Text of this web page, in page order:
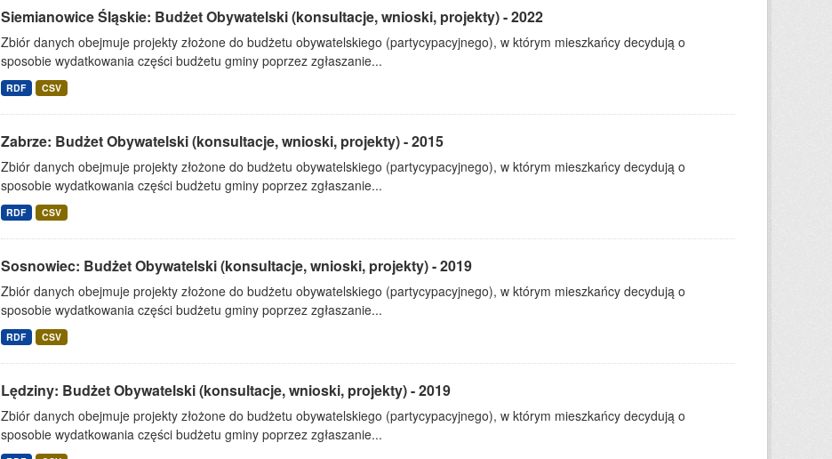
Siemianowice Śląskie: Budżet Obywatelski (konsultacje, wnioski, projekty) - 2022
Zbiór danych obejmuje projekty złożone do budżetu obywatelskiego (partycypacyjnego), w którym mieszkańcy decydują o
sposobie wydatkowania części budżetu gminy poprzez zgłaszanie...
RDF CSV
Zabrze: Budżet Obywatelski (konsultacje, wnioski, projekty) - 2015
Zbiór danych obejmuje projekty złożone do budżetu obywatelskiego (partycypacyjnego), w którym mieszkańcy decydują o
sposobie wydatkowania części budżetu gminy poprzez zgłaszanie...
RDF CSV
Sosnowiec: Budżet Obywatelski (konsultacje, wnioski, projekty) - 2019
Zbiór danych obejmuje projekty złożone do budżetu obywatelskiego (partycypacyjnego), w którym mieszkańcy decydują o
sposobie wydatkowania części budżetu gminy poprzez zgłaszanie...
RDF CSV
Lędziny: Budżet Obywatelski (konsultacje, wnioski, projekty) - 2019
Zbiór danych obejmuje projekty złożone do budżetu obywatelskiego (partycypacyjnego), w którym mieszkańcy decydują o
sposobie wydatkowania części budżetu gminy poprzez zgłaszanie...